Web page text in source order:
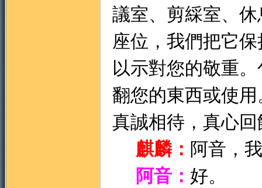
議室、剪綵室、
座位，我們把它
以示對您的敬重
翻您的東西或使
真誠相待，真心
麒麟： 阿音，
阿音： 好。